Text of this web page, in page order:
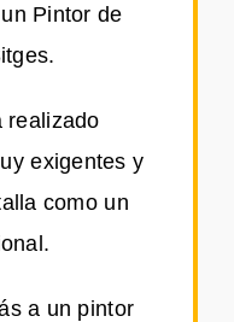
Pintor de
realizado
exigentes y
como un
a un pintor